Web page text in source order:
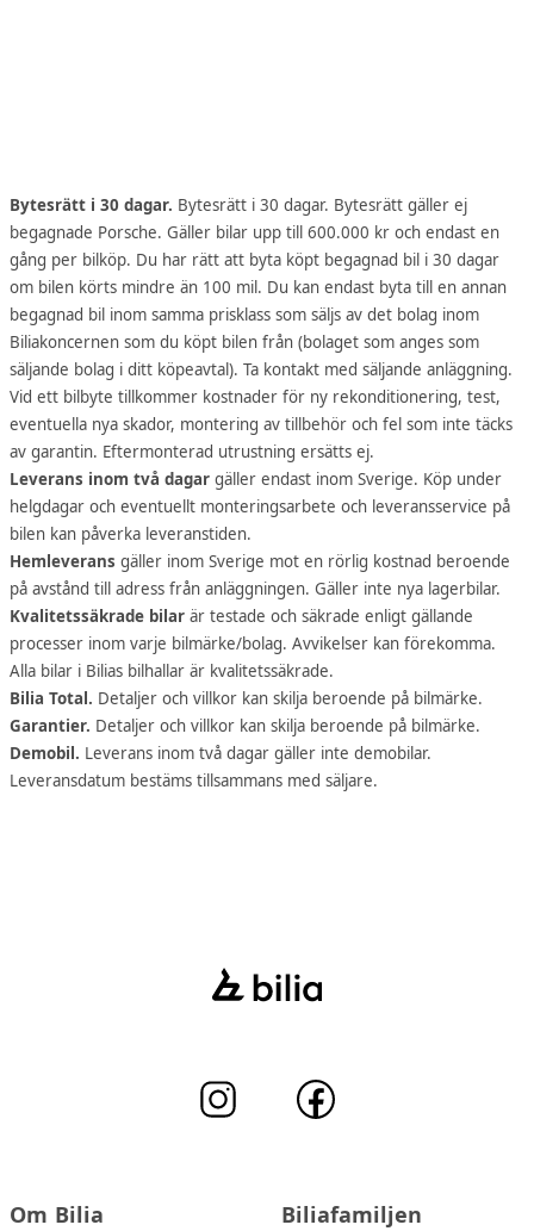
Bytesrätt i 30 dagar. Bytesrätt i 30 dagar. Bytesrätt gäller ej
begagnade Porsche. Gäller bilar upp till 600.000 kr och endast en
gång per bilköp. Du har rätt att byta köpt begagnad bil i 30 dagar
om bilen körts mindre än 100 mil. Du kan endast byta till en annan
begagnad bil inom samma prisklass som säljs av det bolag inom
Biliakoncernen som du köpt bilen från (bolaget som anges som
säljande bolag i ditt köpeavtal). Ta kontakt med säljande anläggning.
Vid ett bilbyte tillkommer kostnader för ny rekonditionering, test,
eventuella nya skador, montering av tillbehör och fel som inte täcks
av garantin. Eftermonterad utrustning ersätts ej.
Leverans inom två dagar gäller endast inom Sverige. Köp under
helgdagar och eventuellt monteringsarbete och leveransservice på
bilen kan påverka leveranstiden.
Hemleverans gäller inom Sverige mot en rörlig kostnad beroende
på avstånd till adress från anläggningen. Gäller inte nya lagerbilar.
Kvalitetssäkrade bilar är testade och säkrade enligt gällande
processer inom varje bilmärke/bolag. Avvikelser kan förekomma.
Alla bilar i Bilias bilhallar är kvalitetssäkrade.
Bilia Total. Detaljer och villkor kan skilja beroende på bilmärke.
Garantier. Detaljer och villkor kan skilja beroende på bilmärke.
Demobil. Leverans inom två dagar gäller inte demobilar.
Leveransdatum bestäms tillsammans med säljare.
Om Bilia Biliafamiljen